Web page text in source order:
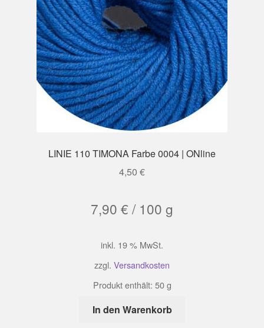
LINIE 110 TIMONA Farbe 0004 | ONline
4,50 €
7,90 € / 100 g
inkl. 19 % MwSt.
zzgl. Versandkosten
Produkt enthält: 50g
In den Warenkorb